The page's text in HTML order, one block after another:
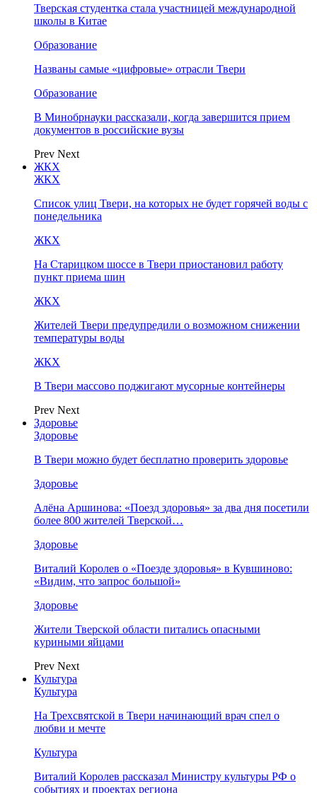
Тверская студентка стала участницей международной
школы в Китае
Образование
Названы самые «цифровые» отрасли Твери
Образование
В Минобрнауки рассказали, когда завершится прием
документов в российские вузы
Prev Next
ЖКХ
ЖКХ
Список улиц Твери, на которых не будет горячей воды с
понедельника
ЖКХ
На Старицком шоссе в Твери приостановил работу
пункт приема шин
ЖКХ
Жителей Твери предупредили о возможном снижении
температуры воды
ЖКХ
В Твери массово поджигают мусорные контейнеры
Prev Next
Здоровье
Здоровье
В Твери можно будет бесплатно проверить здоровье
Здоровье
Алёна Аршинова: «Поезд здоровья» за два дня посетили
более 800 жителей Тверской…
Здоровье
Виталий Королев о «Поезде здоровья» в Кувшиново:
«Видим, что запрос большой»
Здоровье
Жители Тверской области питались опасными
куриными яйцами
Prev Next
Культура
Культура
На Трехсвятской в Твери начинающий врач спел о
любви и мечте
Культура
Виталий Королев рассказал Министру культуры РФ о
событиях и проектах региона